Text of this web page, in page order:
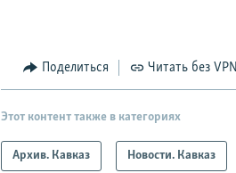
Поделиться Читать без VPN
Этот контент также в категориях
Архив. Кавказ Новости. Кавказ